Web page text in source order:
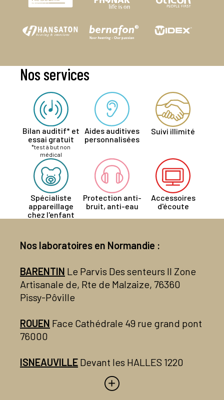
Nos services
Bilan auditif* et
essai gratuit
*test à but non
médical
Aides auditives
personnalisées
Suivi illimité
Spécialiste
appareillage
chez l'enfant
Protection anti-
bruit, anti-eau
Accessoires
d'écoute
Nos laboratoires en Normandie :
BARENTIN Le Parvis Des senteurs II Zone
Artisanale de, Rte de Malzaize, 76360
Pissy-Pôville
ROUEN Face Cathédrale 49 rue grand pont
76000
ISNEAUVILLE Devant les HALLES 1220
Route de Neufchâtel 76230